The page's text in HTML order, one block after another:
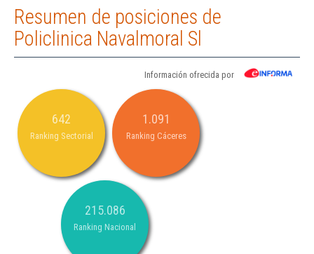
Resumen de posiciones de
Policlinica Navalmoral Sl
Información ofrecida por
642
Ranking Sectorial
1.091
Ranking Cáceres
215.086
Ranking Nacional